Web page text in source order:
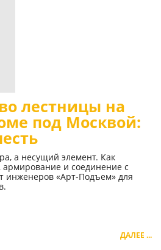
лестницы на
под Москвой:
а несущий элемент. Как
армирование и соединение с
инженеров «Арт-Подъем» для
ДАЛЕЕ ...